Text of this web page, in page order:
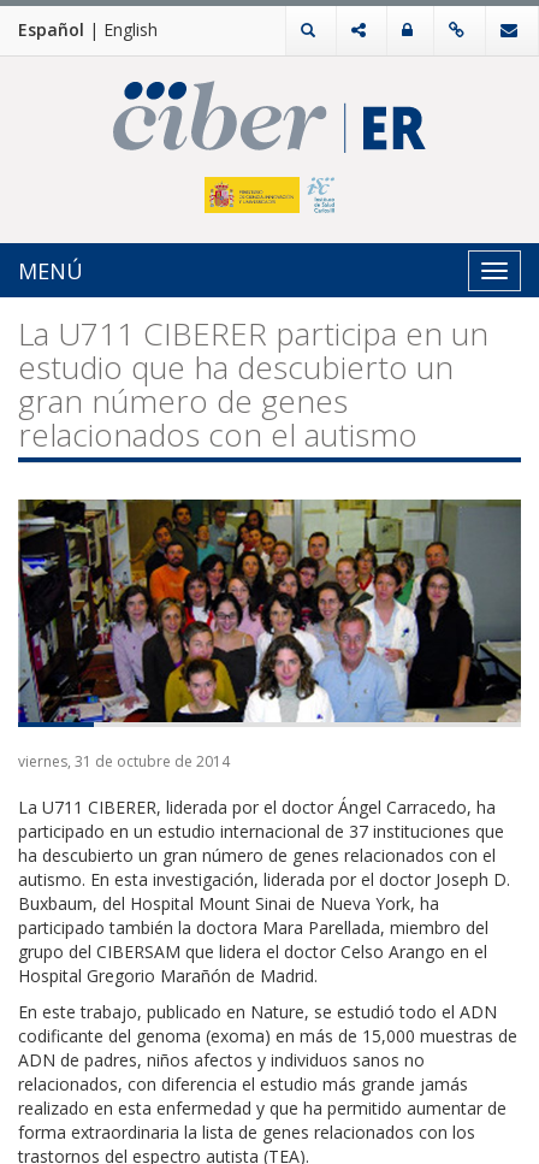
Español | English
MENÚ
La U711 CIBERER participa en un
estudio que ha descubierto un
gran número de genes
relacionados con el autismo
viernes, 31 de octubre de 2014
La U711 CIBERER, liderada por el doctor Ángel Carracedo, ha
participado en un estudio internacional de 37 instituciones que
ha descubierto un gran número de genes relacionados con el
autismo. En esta investigación, liderada por el doctor Joseph D.
Buxbaum, del Hospital Mount Sinai de Nueva York, ha
participado también la doctora Mara Parellada, miembro del
grupo del CIBERSAM que lidera el doctor Celso Arango en el
Hospital Gregorio Marañón de Madrid.
En este trabajo, publicado en Nature, se estudió todo el ADN
codificante del genoma (exoma) en más de 15,000 muestras de
ADN de padres, niños afectos y individuos sanos no
relacionados, con diferencia el estudio más grande jamás
realizado en esta enfermedad y que ha permitido aumentar de
forma extraordinaria la lista de genes relacionados con los
trastornos del espectro autista (TEA).